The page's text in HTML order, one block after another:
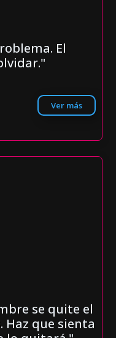
El
Ver más
se quite el
Haz que sienta